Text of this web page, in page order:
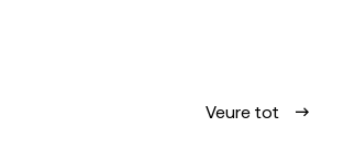
Veure tot